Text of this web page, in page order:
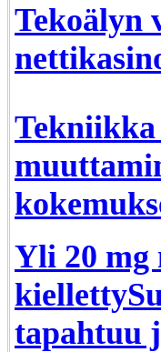
Tekoälyn
Yli 20 mg
tapahtuu